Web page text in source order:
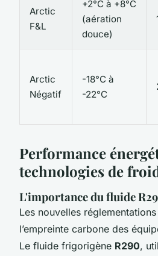
Arctic
F&L
+2°C à +8°C
(aération
douce)
Arctic
Négatif
-18°C à
-22°C
Performance
technologies de
L'importance du fluide
Les nouvelles
l’empreinte carbone des
Le fluide frigorigène R290,